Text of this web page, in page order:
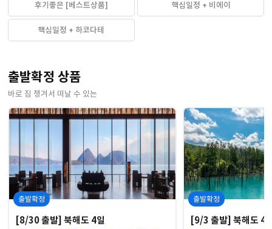
후기좋은 [베스트상품] 핵심일정 + 비에이
핵심일정 + 하코다테
출발확정 상품
바로 짐 챙겨서 떠날 수 있는
출발확정
[8/30 출발] 북해도 4일
출발확정
[9/3 출발] 북해도 4